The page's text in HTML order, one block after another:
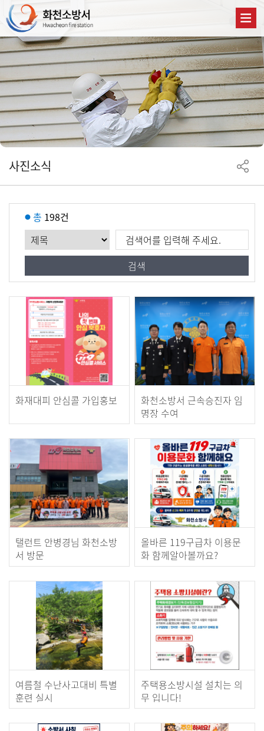
사진소식
총 198건
화재대피 안심콜 가입홍보
화천소방서 근속승진자 임
명장 수여
탤런트 안병경님 화천소방
서 방문
올바른 119구급차 이용문
화 함께알아볼까요?
여름철 수난사고대비 특별
훈련 실시
주택용소방시설 설치는 의
무 입니다!